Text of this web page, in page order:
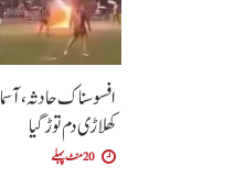
افسوسناک حادثہ،
کھلاڑی دم توڑ گیا
20 منٹ پہلے